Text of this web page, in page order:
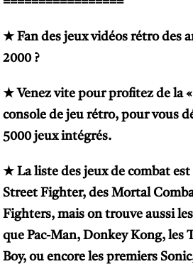
★ Fan des jeux vidéos rétro des
2000 ?
★ Venez vite pour profitez de la
console de jeu rétro, pour vous
5000 jeux intégrés.
★ La liste des jeux de combat est
Street Fighter, des Mortal
Fighters, mais on trouve aussi
que Pac-Man, Donkey Kong, les
Boy, ou encore les premiers